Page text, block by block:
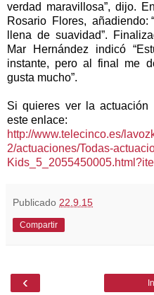
verdad maravillosa”, dijo.
Rosario Flores, añadiendo:
llena de suavidad”.
Mar Hernández indicó
instante, pero al final me
gusta mucho”.
Si quieres ver la
este enlace:
http://www.telecinco.es/
2/actuaciones/Todas-
Publicado 22.9.15
Compartir
‹